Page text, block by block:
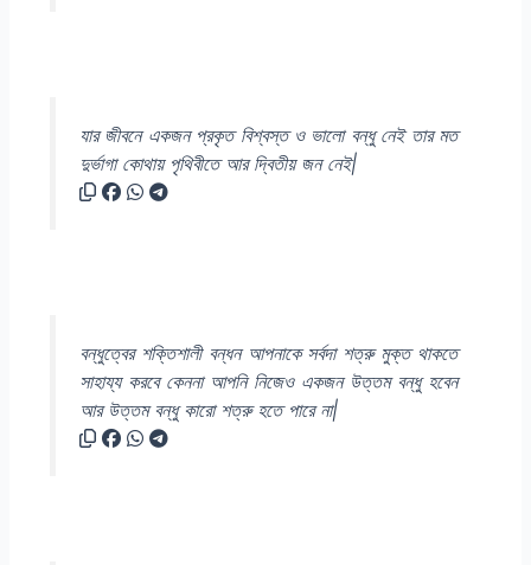
যার জীবনে একজন প্রকৃত বিশ্বস্ত ও ভালো বন্ধু নেই তার মত
দুর্ভাগা কোথায় পৃথিবীতে আর দ্বিতীয় জন নেই|
বন্ধুত্বের শক্তিশালী বন্ধন আপনাকে সর্বদা শত্রু মুক্ত থাকতে
সাহায্য করবে কেননা আপনি নিজেও একজন উত্তম বন্ধু হবেন
আর উত্তম বন্ধু কারো শত্রু হতে পারে না|